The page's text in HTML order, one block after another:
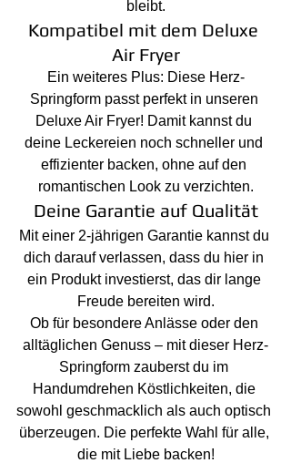
bleibt.
Kompatibel mit dem Deluxe
Air Fryer
Ein weiteres Plus: Diese Herz-
Springform passt perfekt in unseren
Deluxe Air Fryer! Damit kannst du
deine Leckereien noch schneller und
effizienter backen, ohne auf den
romantischen Look zu verzichten.
Deine Garantie auf Qualität
Mit einer 2-jährigen Garantie kannst du
dich darauf verlassen, dass du hier in
ein Produkt investierst, das dir lange
Freude bereiten wird.
Ob für besondere Anlässe oder den
alltäglichen Genuss – mit dieser Herz-
Springform zauberst du im
Handumdrehen Köstlichkeiten, die
sowohl geschmacklich als auch optisch
überzeugen. Die perfekte Wahl für alle,
die mit Liebe backen!